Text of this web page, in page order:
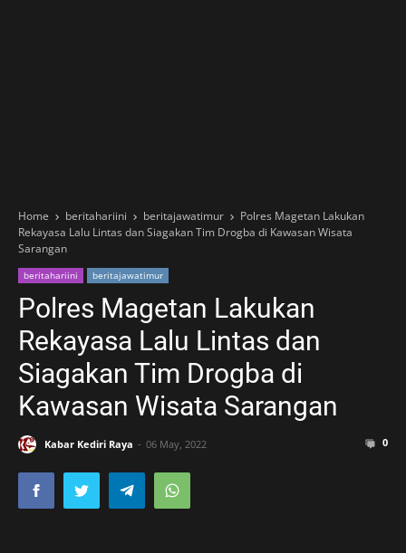
Home beritahariini beritajawatimur
Polres Magetan Lakukan
Rekayasa Lalu Lintas dan Siagakan Tim Drogba di Kawasan Wisata
Sarangan
beritahariini beritajawatimur
Polres Magetan Lakukan
Rekayasa Lalu Lintas dan
Siagakan Tim Drogba di
Kawasan Wisata Sarangan
Kabar Kediri Raya 06 May, 2022 0